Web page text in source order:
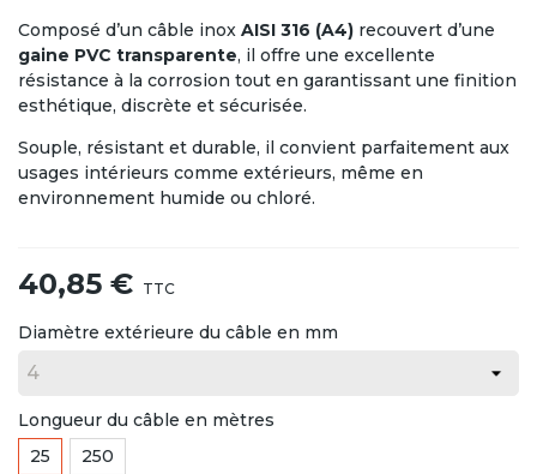
Composé d’un câble inox AISI 316 (A4) recouvert d’une
gaine PVC transparente, il offre une excellente
résistance à la corrosion tout en garantissant une finition
esthétique, discrète et sécurisée.
Souple, résistant et durable, il convient parfaitement aux
usages intérieurs comme extérieurs, même en
environnement humide ou chloré.
40,85 € TTC
Diamètre extérieure du câble en mm
Longueur du câble en mètres
25
250